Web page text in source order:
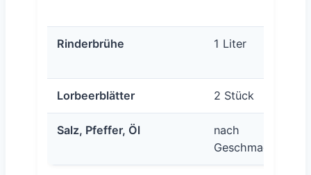
Rinderbrühe 1 Liter
Lorbeerblätter 2 Stück
Salz, Pfeffer, Öl
nach
Geschmack